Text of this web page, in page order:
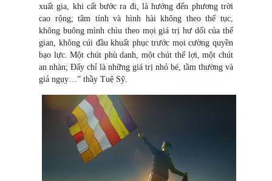
xuất gia, khi cất bước ra đi, là hướng đến phương trời
cao rộng; tâm tính và hình hài không theo thế tục,
không buông mình chìu theo mọi giá trị hư dối của thế
gian, không cúi đầu khuất phục trước mọi cường quyền
bạo lực. Một chút phù danh, một chút thế lợi, một chút
an nhàn; Đấy chỉ là những giá trị nhỏ bé, tầm thường và
giả ngụy…” thầy Tuệ Sỹ.